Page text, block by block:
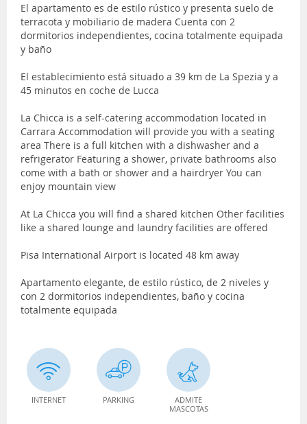
El apartamento es de estilo rústico y presenta suelo de
terracota y mobiliario de madera Cuenta con 2
dormitorios independientes, cocina totalmente equipada
y baño
El establecimiento está situado a 39 km de La Spezia y a
45 minutos en coche de Lucca
La Chicca is a self-catering accommodation located in
Carrara Accommodation will provide you with a seating
area There is a full kitchen with a dishwasher and a
refrigerator Featuring a shower, private bathrooms also
come with a bath or shower and a hairdryer You can
enjoy mountain view
At La Chicca you will find a shared kitchen Other facilities
like a shared lounge and laundry facilities are offered
Pisa International Airport is located 48 km away
Apartamento elegante, de estilo rústico, de 2 niveles y
con 2 dormitorios independientes, baño y cocina
totalmente equipada
INTERNET PARKING
ADMITE
MASCOTAS